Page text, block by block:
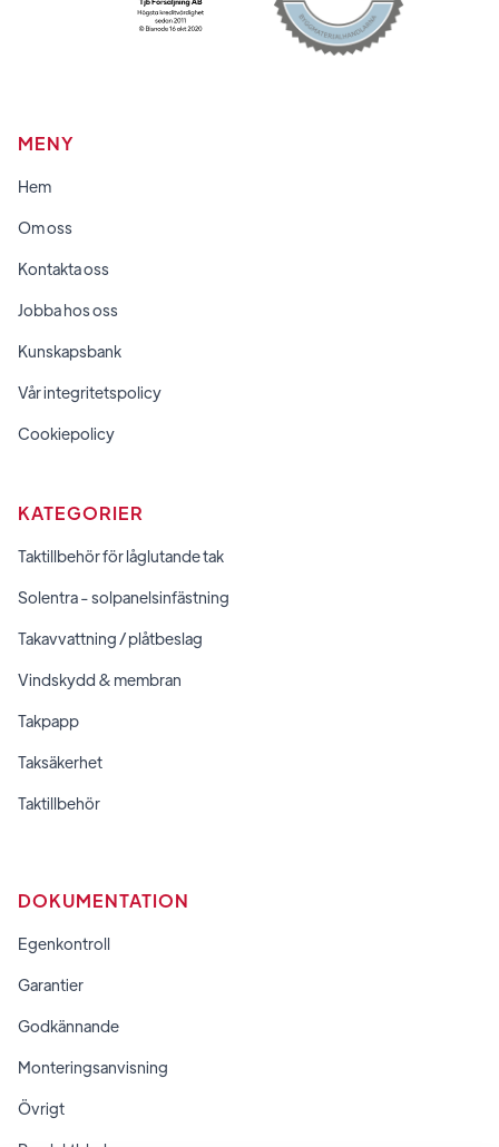
MENY
Hem
Om oss
Kontakta oss
Jobba hos oss
Kunskapsbank
Vår integritetspolicy
Cookiepolicy
KATEGORIER
Taktillbehör för låglutande tak
Solentra - solpanelsinfästning
Takavvattning / plåtbeslag
Vindskydd & membran
Takpapp
Taksäkerhet
Taktillbehör
DOKUMENTATION
Egenkontroll
Garantier
Godkännande
Monteringsanvisning
Övrigt